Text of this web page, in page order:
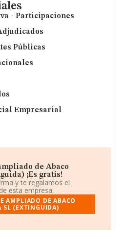
- Participaciones
Públicas
Empresarial
de Abaco
¡Es gratis!
y te regalamos el
esta empresa.
AMPLIADO DE ABACO
SL (EXTINGUIDA)